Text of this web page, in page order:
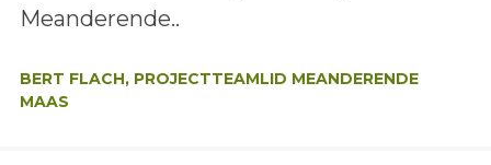
Meanderende..
BERT FLACH, PROJECTTEAMLID MEANDERENDE
MAAS